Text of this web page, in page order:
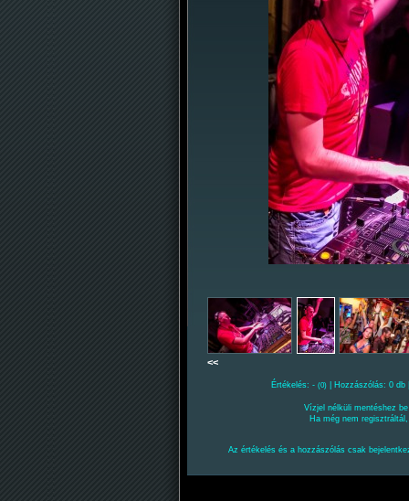
<<
Értékelés: - (0) | Hozzászólás: 0
Vízjel nélküli mentéshez
Ha még nem
Az értékelés és a hozzászólás csak